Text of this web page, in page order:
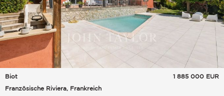
Biot
Französische Riviera, Frankreich
1 885 000 EUR